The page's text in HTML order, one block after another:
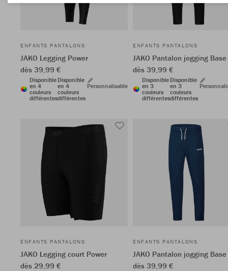
ENFANTS PANTALONS
JAKO Legging Power
dès 39,99 €
Disponible
en 4
couleurs
différentes
Disponible
en 4
couleurs
différentes
Personnalisable
ENFANTS PANTALONS
JAKO Pantalon jogging Base
dès 39,99 €
Disponible
en 3
couleurs
différentes
Disponible
en 3
couleurs
différentes
ENFANTS PANTALONS
JAKO Legging court Power
dès 29,99 €
ENFANTS PANTALONS
JAKO Pantalon jogging Base
dès 39,99 €